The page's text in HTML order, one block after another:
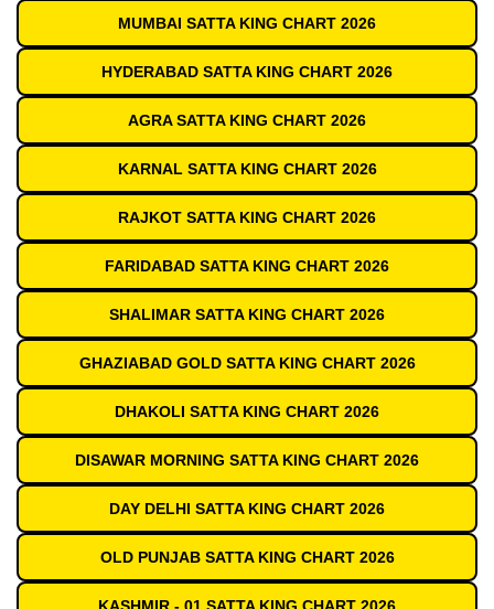
MUMBAI SATTA KING CHART 2026
HYDERABAD SATTA KING CHART 2026
AGRA SATTA KING CHART 2026
KARNAL SATTA KING CHART 2026
RAJKOT SATTA KING CHART 2026
FARIDABAD SATTA KING CHART 2026
SHALIMAR SATTA KING CHART 2026
GHAZIABAD GOLD SATTA KING CHART 2026
DHAKOLI SATTA KING CHART 2026
DISAWAR MORNING SATTA KING CHART 2026
DAY DELHI SATTA KING CHART 2026
OLD PUNJAB SATTA KING CHART 2026